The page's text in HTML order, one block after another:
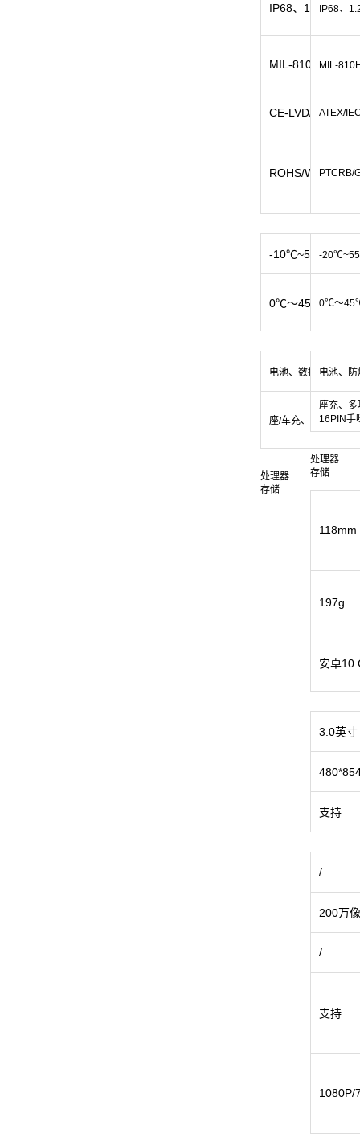
IP68、1.5m深度
MIL-810H、1.22
CE-LVD/CB
ROHS/WEEE//
-10℃~50℃
0℃～45℃
电池、数据线、充电
座/车充、耳机、手
处理器
存储
IP68、
MIL-
ATEX/
PTCRB/
-
0℃～
电池、
座充、
16PIN手
处理器
存储
197g
安卓10
3.0英寸
支持
/
200万
/
支持
1080P/